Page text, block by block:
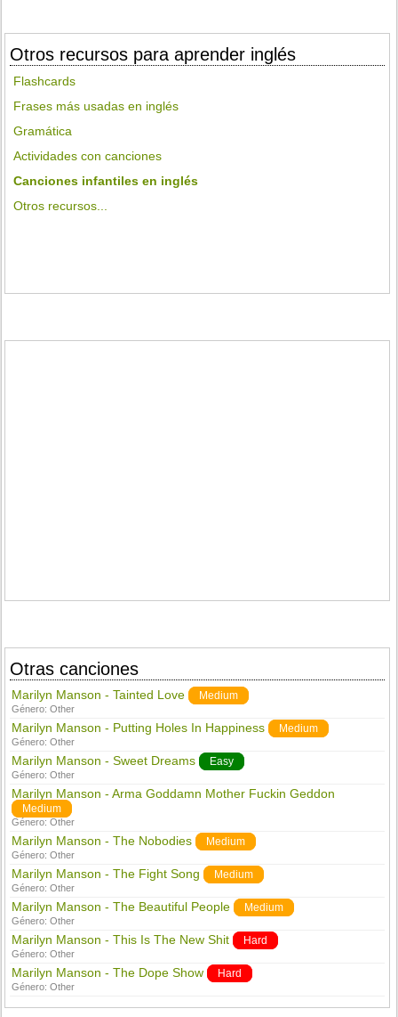
Otros recursos para aprender inglés
Flashcards
Frases más usadas en inglés
Gramática
Actividades con canciones
Canciones infantiles en inglés
Otros recursos...
Otras canciones
Marilyn Manson - Tainted Love Medium
Género:Other
Marilyn Manson - Putting Holes In Happiness Medium
Género:Other
Marilyn Manson - Sweet Dreams Easy
Género:Other
Marilyn Manson - Arma Goddamn Mother Fuckin Geddon
Medium
Género:Other
Marilyn Manson - The Nobodies Medium
Género:Other
Marilyn Manson - The Fight Song Medium
Género:Other
Marilyn Manson - The Beautiful People Medium
Género:Other
Marilyn Manson - This Is The New Shit Hard
Género:Other
Marilyn Manson - The Dope Show Hard
Género:Other